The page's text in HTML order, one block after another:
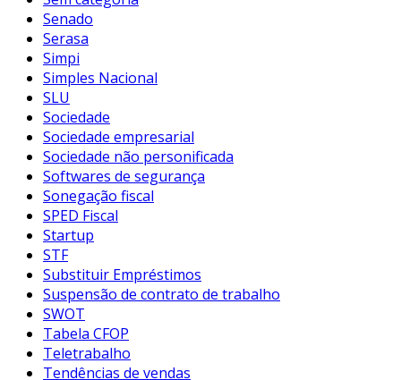
Senado
Serasa
Simpi
Simples Nacional
SLU
Sociedade
Sociedade empresarial
Sociedade não personificada
Softwares de segurança
Sonegação fiscal
SPED Fiscal
Startup
STF
Substituir Empréstimos
Suspensão de contrato de trabalho
SWOT
Tabela CFOP
Teletrabalho
Tendências de vendas